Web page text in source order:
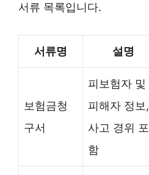
서류 목록입니다.
서류명 설명
보험금청
구서
피보험자 및
피해자 정보,
사고 경위 포
함